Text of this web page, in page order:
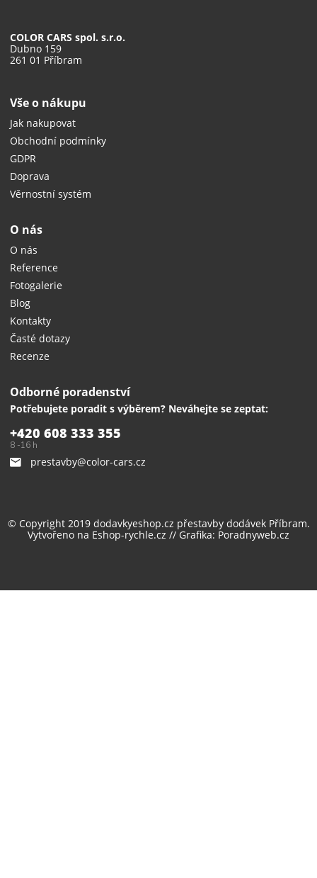
COLOR CARS spol. s.r.o.
Dubno 159
261 01 Příbram
Vše o nákupu
Jak nakupovat
Obchodní podmínky
GDPR
Doprava
Věrnostní systém
O nás
O nás
Reference
Fotogalerie
Blog
Kontakty
Časté dotazy
Recenze
Odborné poradenství
Potřebujete poradit s výběrem? Neváhejte se zeptat:
+420 608 333 355
8 -16 h
prestavby@color-cars.cz
© Copyright 2019 dodavkyeshop.cz přestavby dodávekPříbram.
Vytvořeno na Eshop-rychle.cz // Grafika: Poradnyweb.cz